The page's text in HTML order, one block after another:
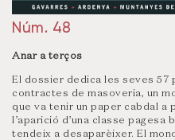
Núm. 48
Anar a terços
El dossier dedica les seves 57
contractes de masoveria, un
que va tenir un paper cabdal a
l’aparició d’una classe pagesa
tendeix a desaparèixer. El